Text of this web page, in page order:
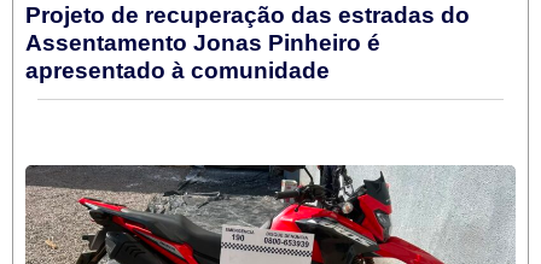
Projeto de recuperação das estradas do
Assentamento Jonas Pinheiro é
apresentado à comunidade